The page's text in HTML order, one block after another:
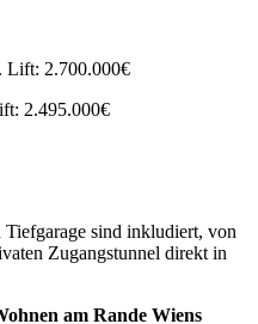
Lift: 2.700.000€
2.495.000€
Tiefgarage sind inkludiert, von
Zugangstunnel direkt in
am Rande Wiens